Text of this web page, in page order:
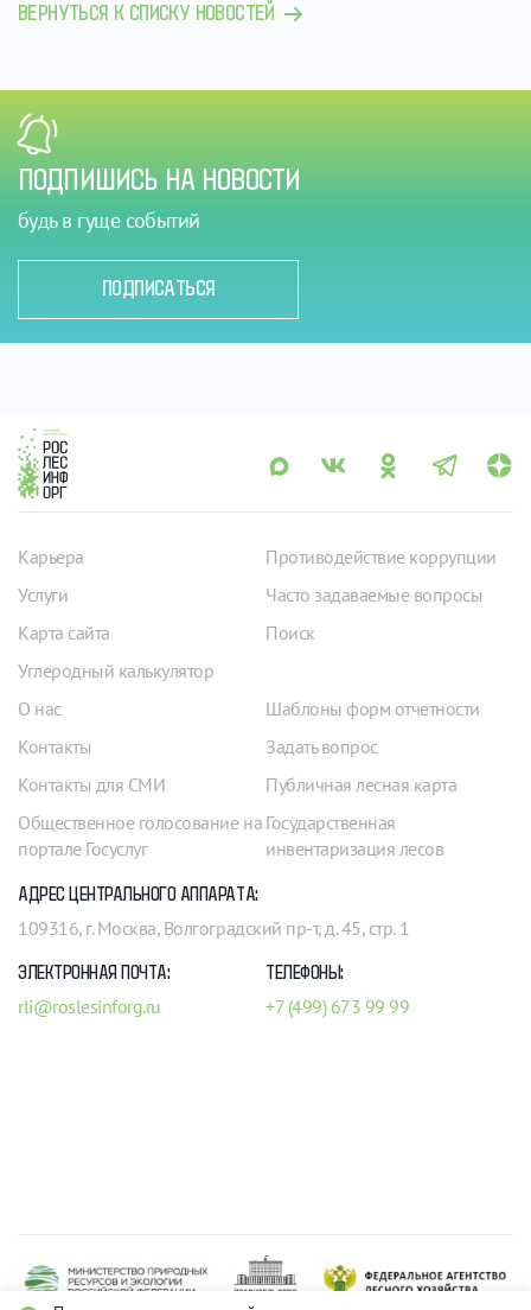
ВЕРНУТЬСЯ К СПИСКУ НОВОСТЕЙ
ПОДПИШИСЬ НА НОВОСТИ
будь в гуще событий
ПОДПИСАТЬСЯ
Карьера
Услуги
Карта сайта
Углеродный калькулятор
Противодействие коррупции
Часто задаваемые вопросы
Поиск
О нас
Контакты
Контакты для СМИ
Общественное голосование на
портале Госуслуг
Шаблоны форм отчетности
Задать вопрос
Публичная лесная карта
Государственная
инвентаризация лесов
АДРЕС ЦЕНТРАЛЬНОГО АППАРАТА:
109316, г. Москва, Волгоградский пр-т, д. 45, стр. 1
ЭЛЕКТРОННАЯ ПОЧТА:
rli@roslesinforg.ru
ТЕЛЕФОНЫ:
+7 (499) 673 99 99